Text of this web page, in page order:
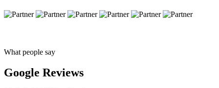
What people say
Google Reviews